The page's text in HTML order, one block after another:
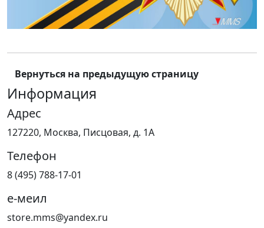
Вернуться на предыдущую страницу
Информация
Адрес
127220, Москва, Писцовая, д. 1А
Телефон
8 (495) 788-17-01
е-меил
store.mms@yandex.ru